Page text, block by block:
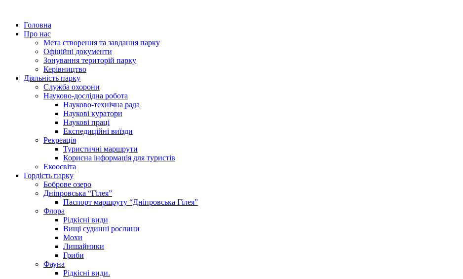
Головна
Про нас
Мета створення та завдання парку
Офіційні документи
Зонування територій парку
Керівництво
Діяльність парку
Служба охорони
Науково-дослідна робота
Науково-технічна рада
Наукові куратори
Наукові праці
Експедиційні виїзди
Рекреація
Туристичні маршрути
Корисна інформація для туристів
Екоосвіта
Гордість парку
Боброве озеро
Дніпровська “Гілея”
Паспорт маршруту “Дніпровська Гілея”
Флора
Рідкісні види
Вищі судинні рослини
Мохи
Лишайники
Гриби
Фауна
Рідкісні види.